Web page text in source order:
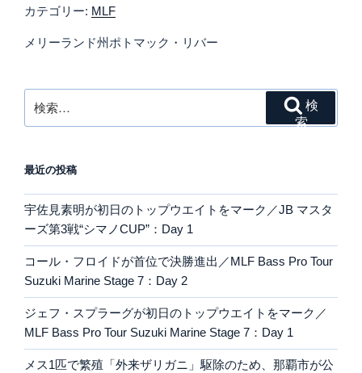
カテゴリー: MLF
メリーランド州ポトマック・リバー
索:
索
最近の投稿
宇佐見素明が初日のトップウエイトをマーク／JB マスタ
ーズ第3戦“シマノCUP”：Day 1
コール・フロイドが首位で決勝進出／MLF Bass Pro Tour
Suzuki Marine Stage 7：Day 2
ジェフ・スプラーグが初日のトップウエイトをマーク／
MLF Bass Pro Tour Suzuki Marine Stage 7：Day 1
メス1匹で繁殖「外来ザリガニ」駆除のため、那覇市が公